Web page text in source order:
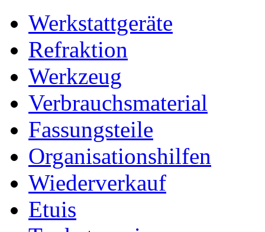
Werkstattgeräte
Refraktion
Werkzeug
Verbrauchsmaterial
Fassungsteile
Organisationshilfen
Wiederverkauf
Etuis